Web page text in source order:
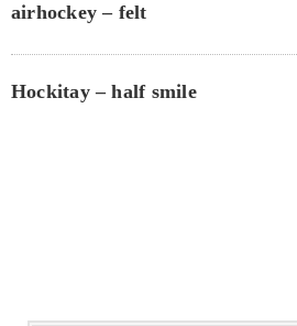
airhockey – felt
Hockitay – half smile